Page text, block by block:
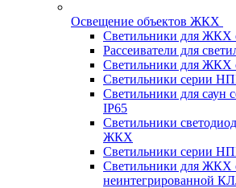
Освещение объектов ЖКХ
Светильники для ЖКХ
Рассеиватели для
Светильники для ЖКХ
Светильники серии
Светильники для саун
IP65
Светильники
ЖКХ
Светильники серии
Светильники для ЖКХ
неинтегрированной